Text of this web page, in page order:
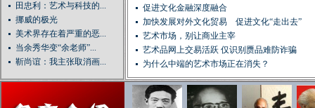
田忠利：艺术与科技的...
挪威的极光
美术界存在着严重的恶...
当余秀华变“余老师”...
靳尚谊：我主张取消画...
促进文化金融深度融合
加快发展对外文化贸易 促进文化“走出去”
艺术市场，别让商业主宰
艺术品网上交易活跃 仅识别赝品难防诈骗
为什么中端的艺术市场正在消失？